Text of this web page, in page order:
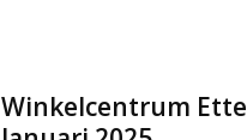
Winkelcentrum